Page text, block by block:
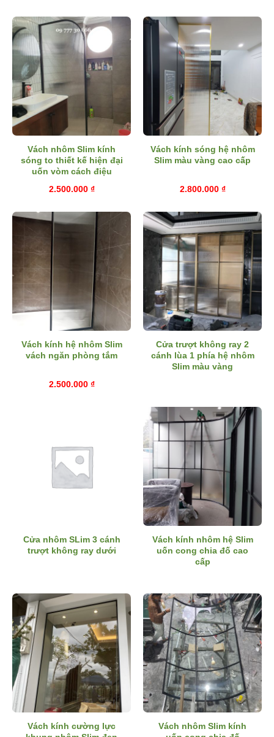
Vách nhôm Slim kính
sóng to thiết kế hiện đại
uốn vòm cách điệu
2.500.000 ₫
Vách kính sóng hệ nhôm
Slim màu vàng cao cấp
2.800.000 ₫
Vách kính hệ nhôm Slim
vách ngăn phòng tắm
2.500.000 ₫
Cửa trượt không ray 2
cánh lùa 1 phía hệ nhôm
Slim màu vàng
Cửa nhôm SLim 3 cánh
trượt không ray dưới
Vách kính nhôm hệ Slim
uốn cong chia đố cao
cấp
Vách kính cường lực
Vách nhôm Slim kính